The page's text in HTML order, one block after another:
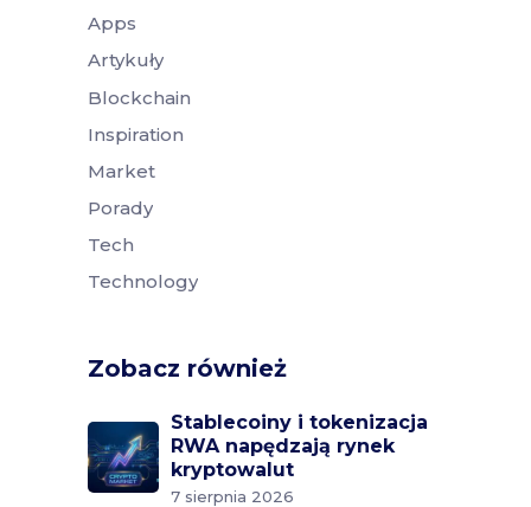
Apps
Artykuły
Blockchain
Inspiration
Market
Porady
Tech
Technology
Zobacz również
Stablecoiny i tokenizacja
RWA napędzają rynek
kryptowalut
7 sierpnia 2026